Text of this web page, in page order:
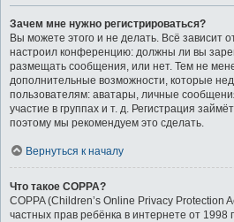
Зачем мне нужно регистрироваться?
Вы можете этого и не делать. Всё зависит
настроил конференцию: должны ли вы
размещать сообщения, или нет. Тем не
дополнительные возможности, которые
пользователям: аватары, личные
участие в группах и т. д. Регистрация
поэтому мы рекомендуем это сделать.
Вернуться к началу
Что такое COPPA?
COPPA (Children’s Online Privacy Protection
частных прав ребёнка в интернете от